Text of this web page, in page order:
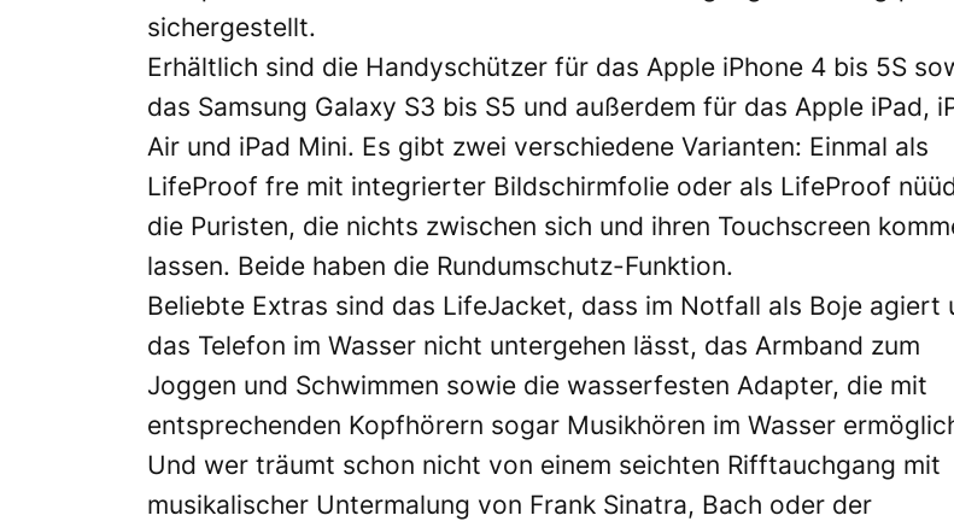
sichergestellt.
Erhältlich sind die Handyschützer für das Apple iPhone 4 bis 5S
das Samsung Galaxy S3 bis S5 und außerdem für das Apple iPad,
Air und iPad Mini. Es gibt zwei verschiedene Varianten: Einmal als
LifeProof fre mit integrierter Bildschirmfolie oder als LifeProof
die Puristen, die nichts zwischen sich und ihren Touchscreen
lassen. Beide haben die Rundumschutz-Funktion.
Beliebte Extras sind das LifeJacket, dass im Notfall als Boje agiert
das Telefon im Wasser nicht untergehen lässt, das Armband zum
Joggen und Schwimmen sowie die wasserfesten Adapter, die mit
entsprechenden Kopfhörern sogar Musikhören im Wasser
Und wer träumt schon nicht von einem seichten Rifftauchgang mit
musikalischer Untermalung von Frank Sinatra, Bach oder der